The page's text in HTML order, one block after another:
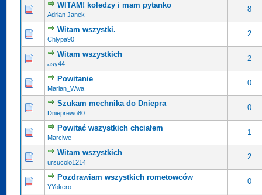
WITAM! koledzy i mam pytanko
Adrian Janek
8
Witam wszystki.
Chlypa90
2
Witam wszystkich
asy44
2
Powitanie
Marian_Wwa
0
Szukam mechnika do Dniepra
Dnieprewo80
0
Powitać wszystkich chciałem
Marciwe
1
Witam wszystkich
ursucolo1214
2
Pozdrawiam wszystkich rometowców
YYokero
0